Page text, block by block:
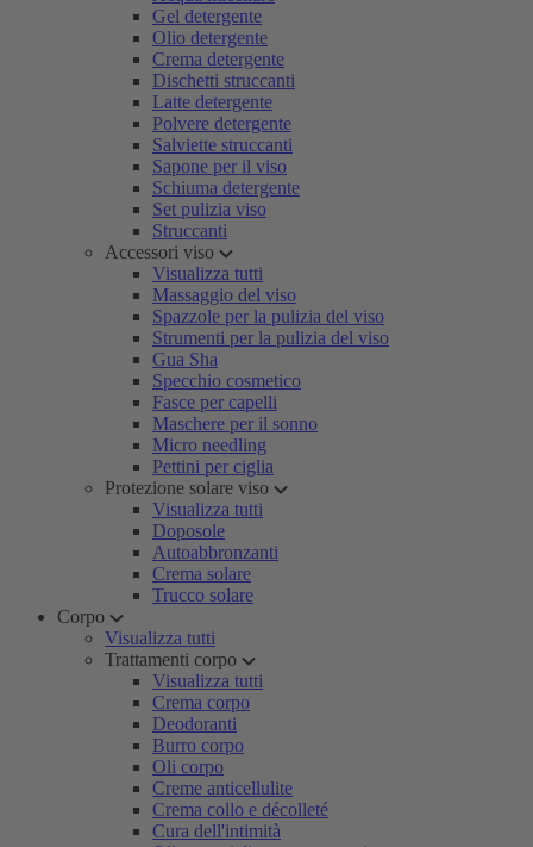
Gel detergente
Olio detergente
Crema detergente
Dischetti struccanti
Latte detergente
Polvere detergente
Salviette struccanti
Sapone per il viso
Schiuma detergente
Set pulizia viso
Struccanti
Accessori viso
Visualizza tutti
Massaggio del viso
Spazzole per la pulizia del viso
Strumenti per la pulizia del viso
Gua Sha
Specchio cosmetico
Fasce per capelli
Maschere per il sonno
Micro needling
Pettini per ciglia
Protezione solare viso
Visualizza tutti
Doposole
Autoabbronzanti
Crema solare
Trucco solare
Corpo
Visualizza tutti
Trattamenti corpo
Visualizza tutti
Crema corpo
Deodoranti
Burro corpo
Oli corpo
Creme anticellulite
Crema collo e décolleté
Cura dell'intimità